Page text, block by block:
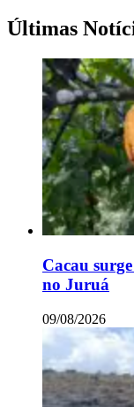
Últimas
Cacau
no Juruá
09/08/2026